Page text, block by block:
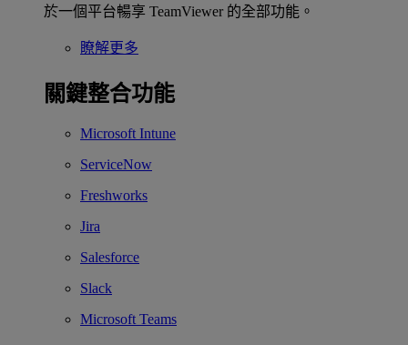
於一個平台暢享 TeamViewer 的全部功能。
瞭解更多
關鍵整合功能
Microsoft Intune
ServiceNow
Freshworks
Jira
Salesforce
Slack
Microsoft Teams